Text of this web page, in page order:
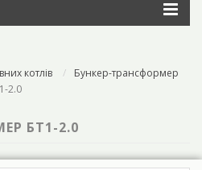
котлів
Бункер-трансформер
2.0
БТ1-2.0